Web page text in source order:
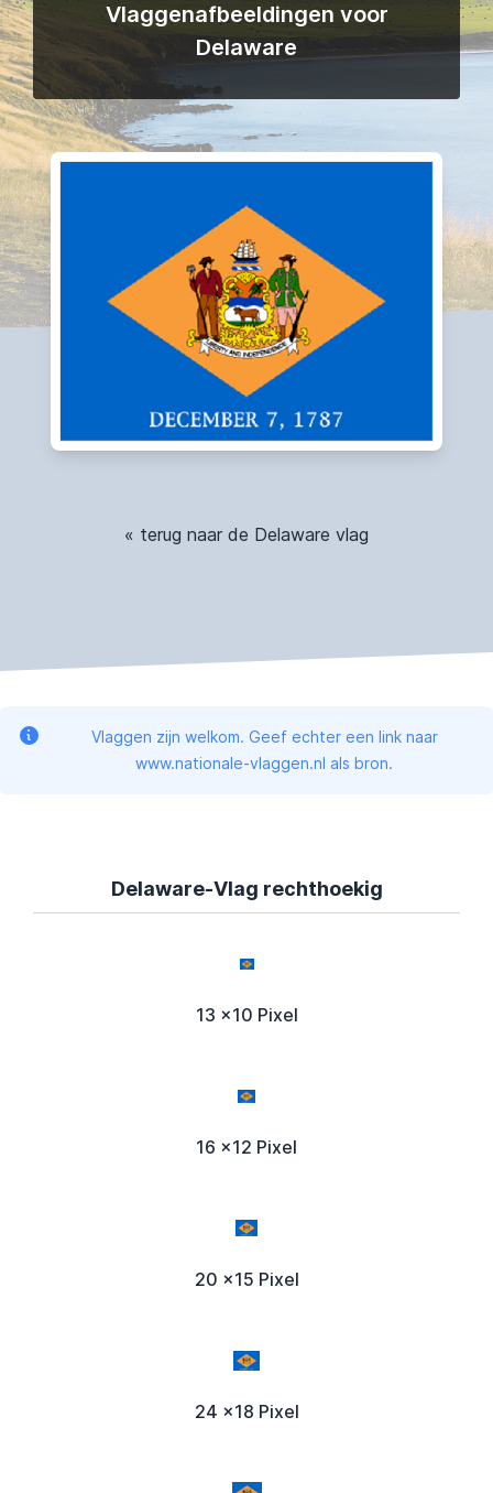
Vlaggenafbeeldingen voor
Delaware
« terug naar de Delaware vlag
Vlaggen zijn welkom. Geef echter een link naar
www.nationale-vlaggen.nl als bron.
Delaware-Vlag rechthoekig
13 x10 Pixel
16 x12 Pixel
20 x15 Pixel
24 x18 Pixel